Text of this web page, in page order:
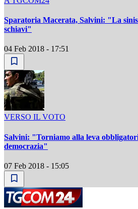
Sparatoria Macerata, Salvini: "La
schiavi"
04 Feb 2018 - 17:51
VERSO IL VOTO
Salvini: "Torniamo alla leva
democrazia"
07 Feb 2018 - 15:05